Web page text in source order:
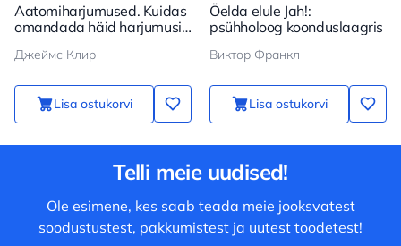
Aatomiharjumused. Kuidas
omandada häid harjumusi
Джеймс Клир
Lisa ostukorvi
Öelda elule Jah!:
psühholoog koonduslaagris
Виктор Франкл
Lisa ostukorvi
Telli meie uudised!
Ole esimene, kes saab teada meie jooksvatest
soodustustest, pakkumistest ja uutest toodetest!